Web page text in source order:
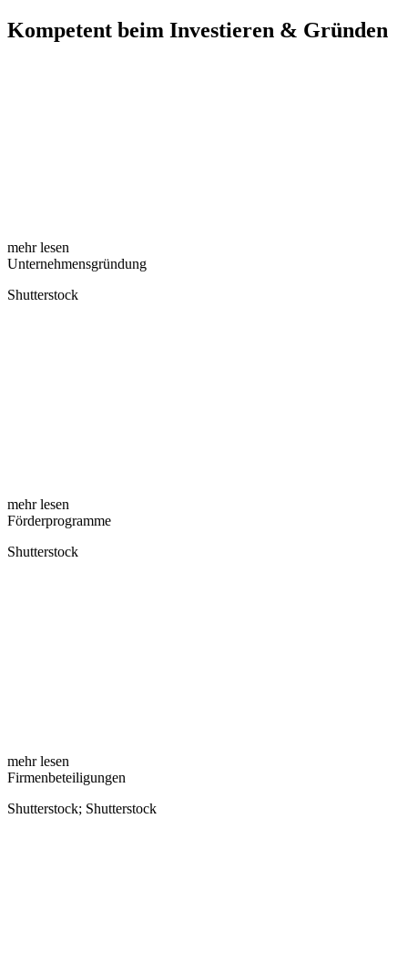
Kompetent beim Investieren & Gründen
mehr lesen
Unternehmensgründung
Shutterstock
mehr lesen
Förderprogramme
Shutterstock
mehr lesen
Firmenbeteiligungen
Shutterstock; Shutterstock